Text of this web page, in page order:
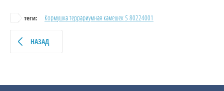
теги: Кормушка террариумная камешек S 80224001
НАЗАД